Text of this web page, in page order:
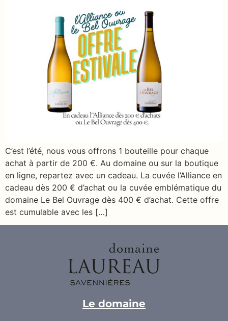
C’est l’été, nous vous offrons 1 bouteille pour chaque
achat à partir de 200 €. Au domaine ou sur la boutique
en ligne, repartez avec un cadeau. La cuvée l’Alliance en
cadeau dès 200 € d’achat ou la cuvée emblématique du
domaine Le Bel Ouvrage dès 400 € d’achat. Cette offre
est cumulable avec les […]
Le domaine